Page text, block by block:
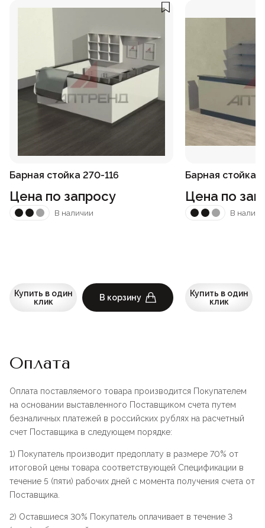
Барная стойка 270-116
Цена по запросу
В наличии
Купить в один
клик
В корзину
Барная стойка
Цена по
В
Купить в один
клик
Оплата
Оплата поставляемого товара производится Покупателем
на основании выставленного Поставщиком счета путем
безналичных платежей в российских рублях на расчетный
счет Поставщика в следующем порядке:
1) Покупатель производит предоплату в размере 70% от
итоговой цены товара соответствующей Спецификации в
течение 5 (пяти) рабочих дней с момента получения счета от
Поставщика.
2) Оставшиеся 30% Покупатель оплачивает в течение 3